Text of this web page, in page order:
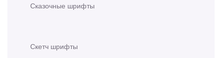
Сказочные шрифты
Скетч шрифты